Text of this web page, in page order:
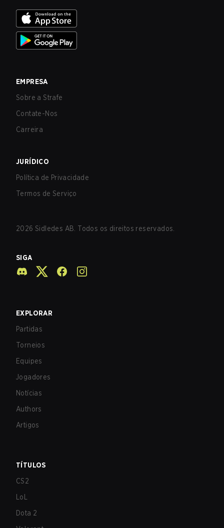
EMPRESA
Sobre a Strafe
Contate-Nos
Carreira
JURÍDICO
Política de Privacidade
Termos de Serviço
2026 Sidledes AB. Todos os direitos reservados.
SIGA
EXPLORAR
Partidas
Torneios
Equipes
Jogadores
Notícias
Authors
Artigos
TÍTULOS
CS2
LoL
Dota 2